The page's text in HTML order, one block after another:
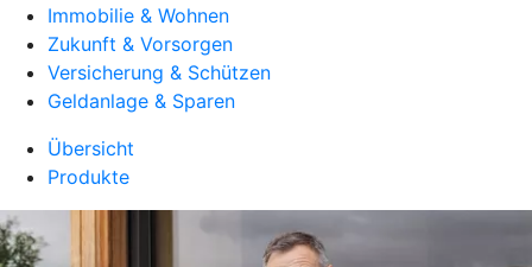
Immobilie & Wohnen
Zukunft & Vorsorgen
Versicherung & Schützen
Geldanlage & Sparen
Übersicht
Produkte